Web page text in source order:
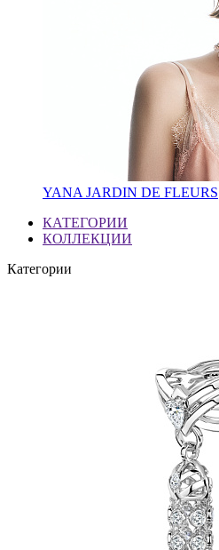
YANA JARDIN DE FLEURS
КАТЕГОРИИ
КОЛЛЕКЦИИ
Категории